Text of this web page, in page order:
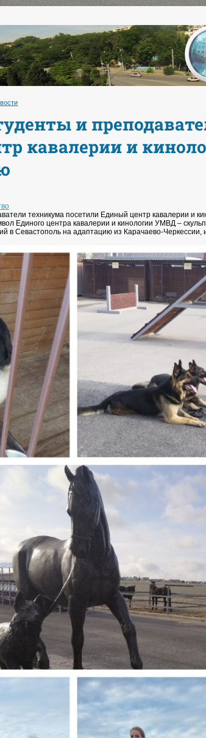
и
кавалерии и
техникума посетили Единый центр кавалерии и
Единого центра кавалерии и кинологии УМВД –
в Севастополь на адаптацию из Карачаево-Черкессии,